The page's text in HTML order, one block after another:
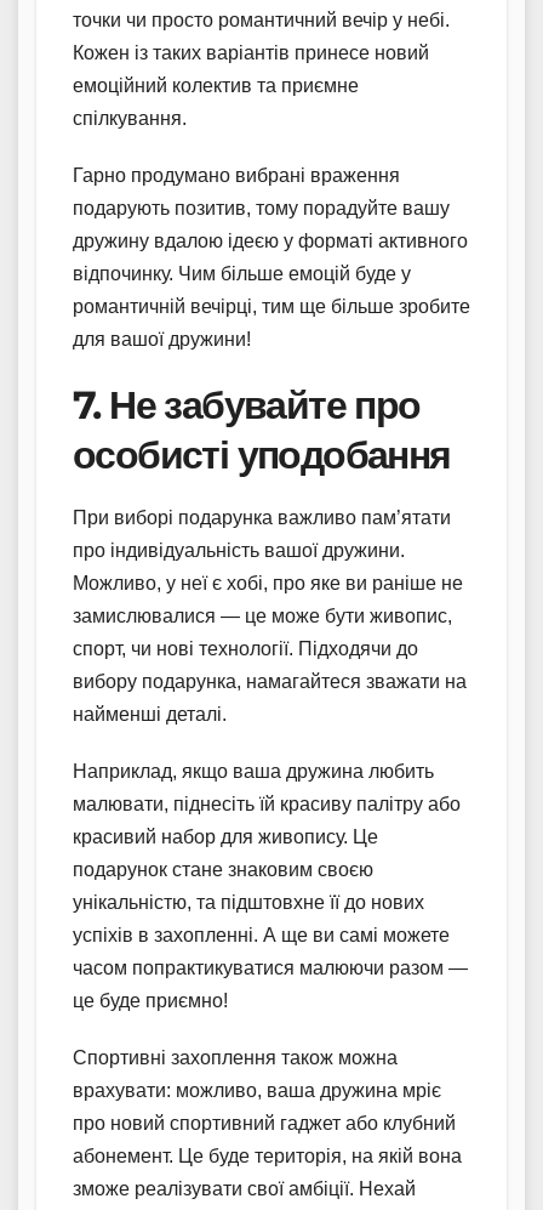
точки чи просто романтичний вечір у небі.
Кожен із таких варіантів принесе новий
емоційний колектив та приємне
спілкування.
Гарно продумано вибрані враження
подарують позитив, тому порадуйте вашу
дружину вдалою ідеєю у форматі активного
відпочинку. Чим більше емоцій буде у
романтичній вечірці, тим ще більше зробите
для вашої дружини!
7. Не забувайте про
особисті уподобання
При виборі подарунка важливо пам’ятати
про індивідуальність вашої дружини.
Можливо, у неї є хобі, про яке ви раніше не
замислювалися — це може бути живопис,
спорт, чи нові технології. Підходячи до
вибору подарунка, намагайтеся зважати на
найменші деталі.
Наприклад, якщо ваша дружина любить
малювати, піднесіть їй красиву палітру або
красивий набор для живопису. Це
подарунок стане знаковим своєю
унікальністю, та підштовхне її до нових
успіхів в захопленні. А ще ви самі можете
часом попрактикуватися малюючи разом —
це буде приємно!
Спортивні захоплення також можна
врахувати: можливо, ваша дружина мріє
про новий спортивний гаджет або клубний
абонемент. Це буде територія, на якій вона
зможе реалізувати свої амбіції. Нехай